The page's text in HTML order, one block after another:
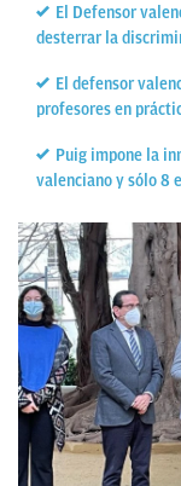
El Defensor
desterrar la
El defensor
profesores en
Puig impone la
valenciano y sólo 8